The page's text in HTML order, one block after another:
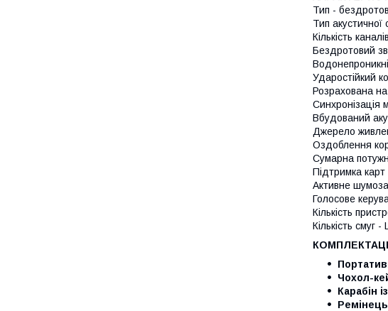
Тип -
Тип
Кількість
Бездротовий
Ударостійкий
Розрахована
Синхронізація
Вбудований
Джерело
Оздоблення
Сумарна
Підтримка карт
Активне
Голосове
Кількість
Кількість смуг
Чохол-
Карабін